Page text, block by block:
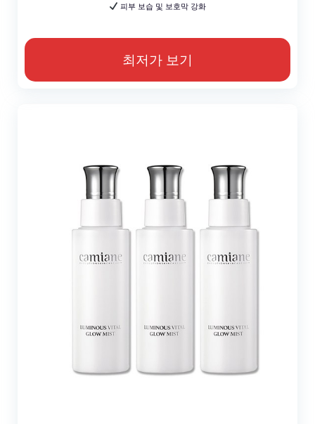
피부 보습 및 보호막 강화
최저가 보기